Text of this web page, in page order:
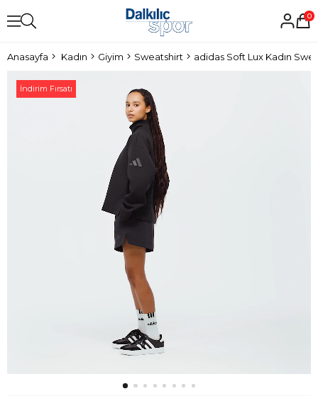
0
Anasayfa Kadın Giyim Sweatshirt adidas Soft Lux Kadın
İndirim Fırsatı